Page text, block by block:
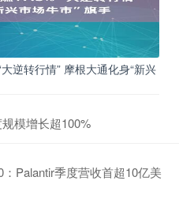
逆转行情” 摩根大通化身“新兴
模增长超100%
Palantir季度营收首超10亿美